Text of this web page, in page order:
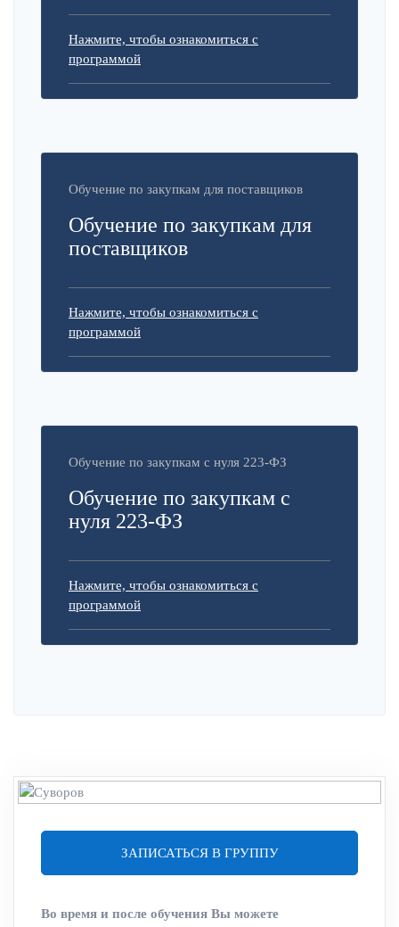
Нажмите, чтобы ознакомиться с
программой
Обучение по закупкам для поставщиков
Обучение по закупкам для
поставщиков
Нажмите, чтобы ознакомиться с
программой
Обучение по закупкам с нуля 223-ФЗ
Обучение по закупкам с
нуля 223-ФЗ
Нажмите, чтобы ознакомиться с
программой
ЗАПИСАТЬСЯ В ГРУППУ
Во время и после обучения Вы можете